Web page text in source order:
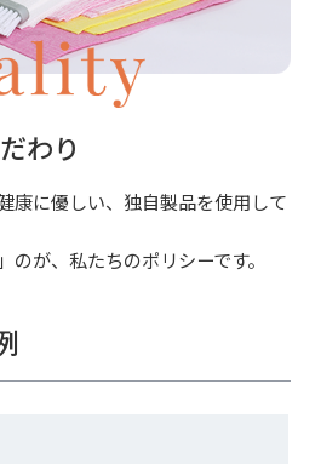
わり
康に優しい、独自製品を使用して
のが、私たちのポリシーです。